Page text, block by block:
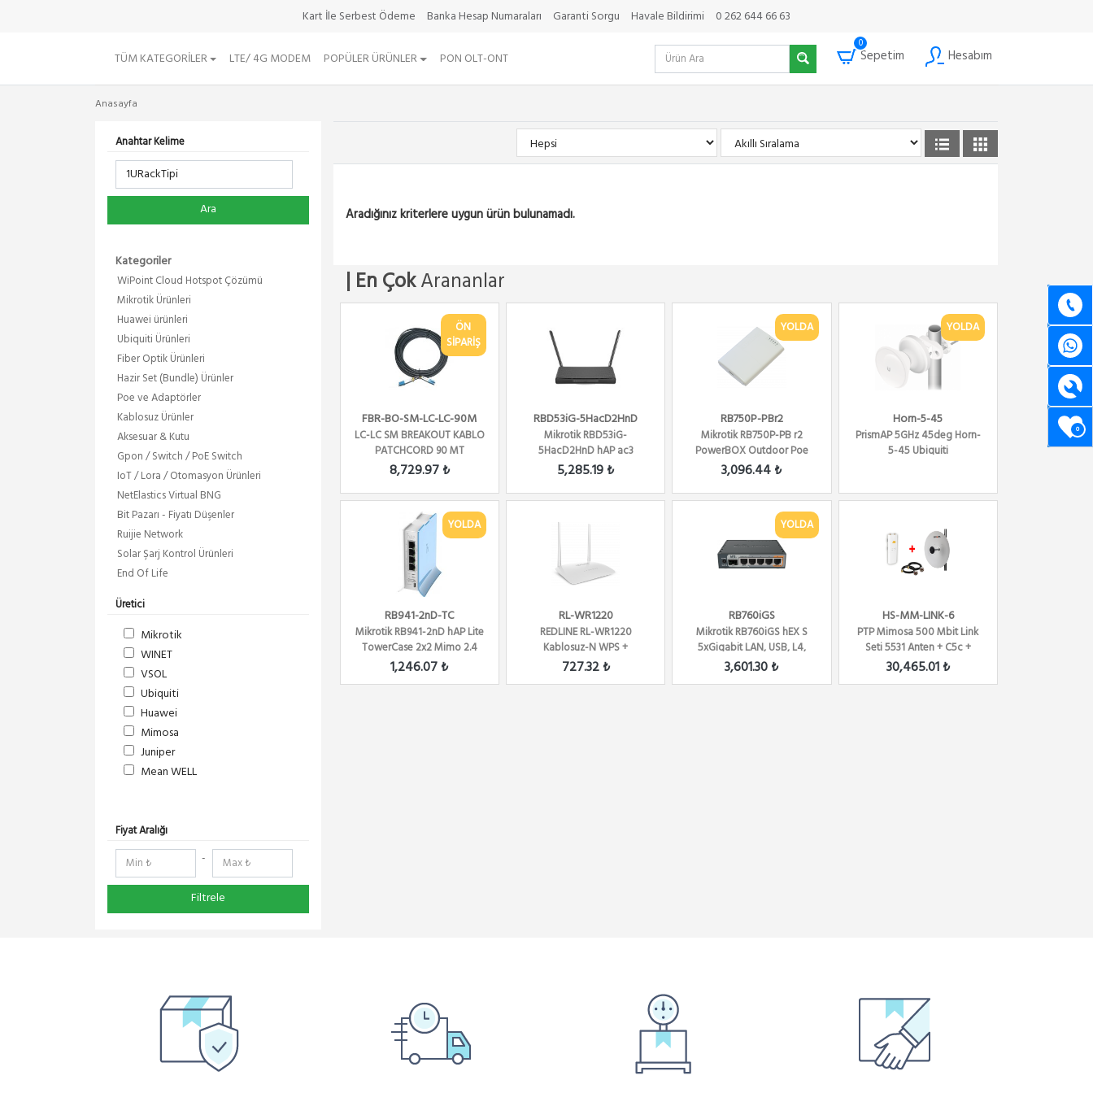
Kart İle Serbest Ödeme Banka Hesap Numaraları Garanti Sorgu Havale Bildirimi 0 262 644 66 63
TÜM KATEGORILER LTE/ 4G MODEM POPÜLER ÜRÜNLER PON OLT-ONT
0
Sepetim Hesabım
0
Anasayfa
Anahtar Kelime
Ara
Kategoriler
WiPoint Cloud Hotspot Çözümü
Mikrotik Ürünleri
Huawei ürünleri
Ubiquiti Ürünleri
Fiber Optik Ürünleri
Hazir Set (Bundle) Ürünler
Poe ve Adaptörler
Kablosuz Ürünler
Aksesuar & Kutu
Gpon / Switch / PoE Switch
IoT / Lora / Otomasyon Ürünleri
NetElastics Virtual BNG
Bit Pazarı - Fiyatı Düşenler
Ruijie Network
Solar Şarj Kontrol Ürünleri
End Of Life
Üretici
Mikrotik
WINET
VSOL
Ubiquiti
Huawei
Mimosa
Juniper
Mean WELL
RedLine
RF Elements
NetElastic
Paessler
TENDA
Extralink
DMA-SOFT
Schneider Electric
Panasonic
Fiyat Aralığı
-
Filtrele
Aradığınız kriterlere uygun ürün bulunamadı.
| En ÇokArananlar
ÖN
SİPARİŞ
FBR-BO-SM-LC-LC-90M
LC-LC SM BREAKOUT KABLO
PATCHCORD 90 MT
8,729.97 ₺
RBD53iG-5HacD2HnD
Mikrotik RBD53iG-
5HacD2HnD hAP ac3
5xGigabit Port 2.4 Ghz /
5,285.19 ₺
YOLDA
RB750P-PBr2
Mikrotik RB750P-PB r2
PowerBOX Outdoor Poe
Out Router ,L4
3,096.44 ₺
YOLDA
Horn-5-45
PrismAP 5GHz 45deg Horn-
5-45 Ubiquiti
YOLDA
RB941-2nD-TC
Mikrotik RB941-2nD hAP Lite
TowerCase 2x2 Mimo 2.4
Ghz 802.b/...
1,246.07 ₺
RL-WR1220
REDLINE RL-WR1220
Kablosuz-N WPS +
WISP+WDS 300 Mbps
727.32 ₺
YOLDA
RB760iGS
Mikrotik RB760iGS hEX S
5xGigabit LAN, USB, L4,
Router / Firewall ...
3,601.30 ₺
HS-MM-LINK-6
PTP Mimosa 500 Mbit Link
Seti 5531 Anten + C5c +
LMR200
30,465.01 ₺